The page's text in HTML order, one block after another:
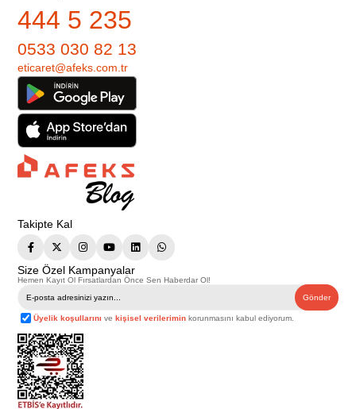
444 5 235
0533 030 82 13
eticaret@afeks.com.tr
Takipte Kal
Size Özel Kampanyalar
Hemen Kayıt Ol Fırsatlardan Önce Sen Haberdar Ol!
Gönder
Üyelik koşullarını vekişisel verilerimin korunmasını kabul ediyorum.